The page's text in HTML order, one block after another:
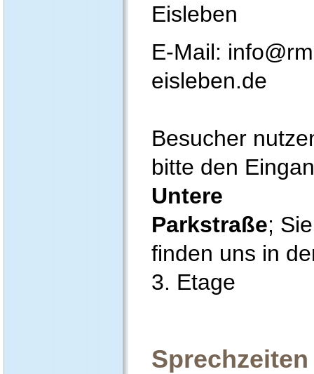
Eisleben
E-Mail:
eisleben.de
Besucher
bitte den
Untere
Parkstraße; Sie
finden uns in
3. Etage
Sprechzeiten